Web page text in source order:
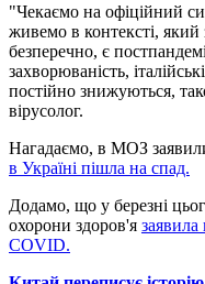
"Чекаємо на офіційний
живемо в контексті, який
безперечно, є
захворюваність,
постійно знижуються,
вірусолог.
Нагадаємо, в МОЗ
в Україні пішла на спад.
Додамо, що у березні
охорони здоров'я заявила
COVID.